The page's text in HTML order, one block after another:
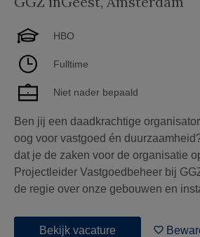
HBO
Fulltime
Niet nader bepaald
Ben jij een daadkrachtige
oog voor vastgoed én
dat je de zaken voor de organisatie
Projectleider Vastgoedbeheer bij
de regie over onze gebouwen en
Bekijk vacature